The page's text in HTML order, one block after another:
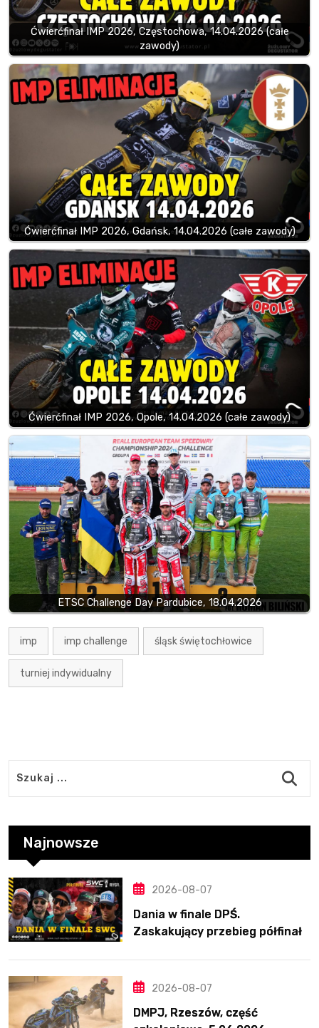
Ćwierćfinał IMP 2026, Częstochowa, 14.04.2026 (całe
zawody)
Ćwierćfinał IMP 2026, Gdańsk, 14.04.2026 (całe zawody)
Ćwierćfinał IMP 2026, Opole, 14.04.2026 (całe zawody)
ETSC Challenge Day Pardubice, 18.04.2026
imp imp challenge śląsk świętochłowice
turniej indywidualny
Najnowsze
2026-08-07
Dania w finale DPŚ.
Zaskakujący przebieg półfinału
2026-08-07
DMPJ, Rzeszów, część